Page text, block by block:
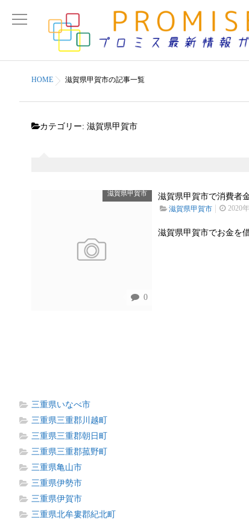
HOME 滋賀県甲賀市の記事一覧
カテゴリー: 滋賀県甲賀市
滋賀県甲賀市
0
滋賀県甲賀市で消費者
滋賀県甲賀市 2020
滋賀県甲賀市でお金を
三重県いなべ市
三重県三重郡川越町
三重県三重郡朝日町
三重県三重郡菰野町
三重県亀山市
三重県伊勢市
三重県伊賀市
三重県北牟婁郡紀北町